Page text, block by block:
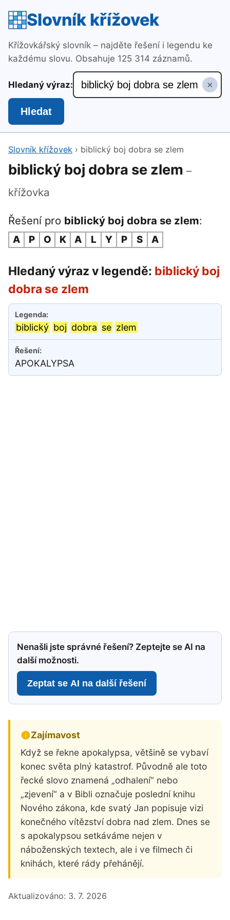
Slovník křížovek
Křížovkářský slovník – najděte řešení i legendu ke
každému slovu. Obsahuje 125 314 záznamů.
Hledaný výraz: ×
Hledat
Slovník křížovek › biblický boj dobra se zlem
biblický boj dobra se zlem –
křížovka
Řešení pro biblický boj dobra se zlem:
A P O K A L Y P S A
Hledaný výraz v legendě: biblický boj
dobra se zlem
biblický boj dobra se zlem
APOKALYPSA
Nenašli jste správné řešení? Zeptejte se AI na
další možnosti.
Zeptat se AI na další řešení
Zajímavost
Když se řekne apokalypsa, většině se vybaví
konec světa plný katastrof. Původně ale toto
řecké slovo znamená „odhalení“ nebo
„zjevení“ a v Bibli označuje poslední knihu
Nového zákona, kde svatý Jan popisuje vizi
konečného vítězství dobra nad zlem. Dnes se
s apokalypsou setkáváme nejen v
náboženských textech, ale i ve filmech či
knihách, které rády přehánějí.
Aktualizováno: 3. 7. 2026